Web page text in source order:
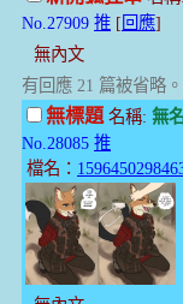
No.27909 推 [ 回應]
無內文
有回應 21 篇被省略
無標題名稱: 無
No.28085 推
檔名：